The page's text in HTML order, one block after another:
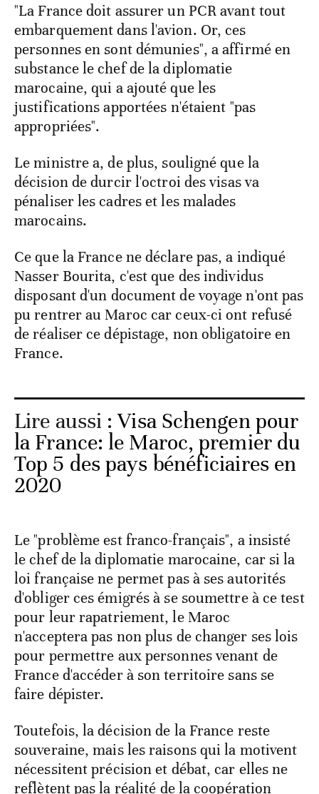
"La France doit assurer un PCR avant tout
embarquement dans l'avion. Or, ces
personnes en sont démunies", a affirmé en
substance le chef de la diplomatie
marocaine, qui a ajouté que les
justifications apportées n'étaient "pas
appropriées".
Le ministre a, de plus, souligné que la
décision de durcir l'octroi des visas va
pénaliser les cadres et les malades
marocains.
Ce que la France ne déclare pas, a indiqué
Nasser Bourita, c'est que des individus
disposant d'un document de voyage n'ont pas
pu rentrer au Maroc car ceux-ci ont refusé
de réaliser ce dépistage, non obligatoire en
France.
Lire aussi :Visa Schengen pour
la France: le Maroc, premier du
Top 5 des pays bénéficiaires en
2020
Le "problème est franco-français", a insisté
le chef de la diplomatie marocaine, car si la
loi française ne permet pas à ses autorités
d'obliger ces émigrés à se soumettre à ce test
pour leur rapatriement, le Maroc
n'acceptera pas non plus de changer ses lois
pour permettre aux personnes venant de
France d'accéder à son territoire sans se
faire dépister.
Toutefois, la décision de la France reste
souveraine, mais les raisons qui la motivent
nécessitent précision et débat, car elles ne
reflètent pas la réalité de la coopération